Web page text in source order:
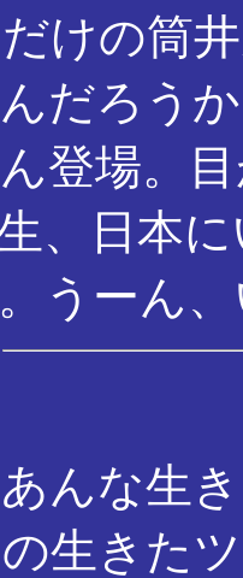
けの筒
だろう
登場。
、日本
うーん
あんな生
生きた